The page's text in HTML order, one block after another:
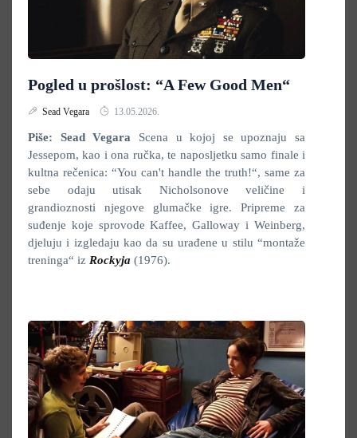
Pogled u prošlost: “A Few Good Men“
Sead Vegara 13.05.2026.
Piše: Sead Vegara Scena u kojoj se upoznaju sa
Jessepom, kao i ona ručka, te naposljetku samo finale i
kultna rečenica: “You can't handle the truth!“, same za
sebe odaju utisak Nicholsonove veličine i
grandioznosti njegove glumačke igre. Pripreme za
suđenje koje sprovode Kaffee, Galloway i Weinberg,
djeluju i izgledaju kao da su urađene u stilu “montaže
treninga“ iz Rockyja (1976).